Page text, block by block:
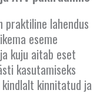
praktiline lahendus
eseme
kuju aitab eset
kasutamiseks
kinnitatud ja